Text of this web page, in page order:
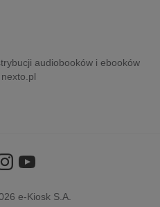
audiobooków i ebooków
e-Kiosk S.A.